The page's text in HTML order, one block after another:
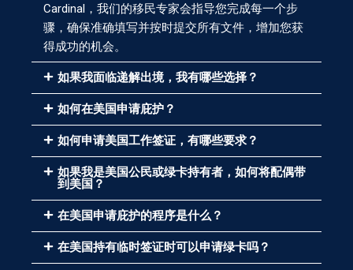
Cardinal，我们的移民专家会指导您完成每一个步
骤，确保准确填写并按时提交所有文件，增加您获
得成功的机会。
如果我面临递解出境，我有哪些选择？
如何在美国申请庇护？
如何申请美国工作签证，有哪些要求？
如果我是美国公民或绿卡持有者，如何将配偶带
到美国？
在美国申请庇护的程序是什么？
在美国持有临时签证时可以申请绿卡吗？